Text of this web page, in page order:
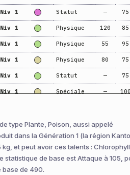
Niv 1 Statut — 75
Niv 1 Physique 120 85
Niv 1 Physique 55 95
Niv 1 Physique 80 75
Niv 1 Statut — 75
Niv 1 Spéciale —
Niv 1 Statut —
Niv 1 Physique 70
Niv 1 Statut —
Niv 1
type Plante, Poison, aussi appelé
dans la Génération 1 (la région
kg, et peut avoir ces talents :
statistique de base est Attaque à 105,
base de 490.